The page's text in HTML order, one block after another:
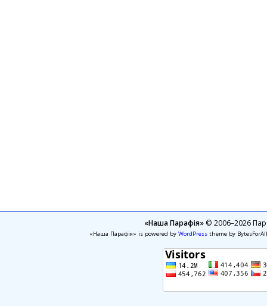
«Наша Парафія»© 2006–2026
«Наша Парафія» is powered by WordPresstheme by